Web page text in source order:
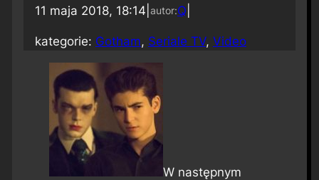
11 maja 2018, 18:14 autor:Q
kategorie: Gotham, Seriale TV, Video
W następnym